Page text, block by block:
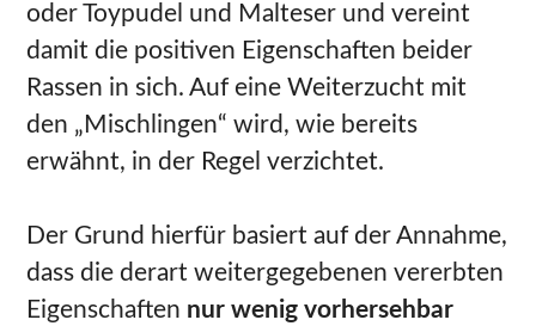
oder Toypudel und Malteser und vereint
damit die positiven Eigenschaften beider
Rassen in sich. Auf eine Weiterzucht mit
den „Mischlingen“ wird, wie bereits
erwähnt, in der Regel verzichtet.
Der Grund hierfür basiert auf der Annahme,
dass die derart weitergegebenen vererbten
Eigenschaften nur wenig vorhersehbar